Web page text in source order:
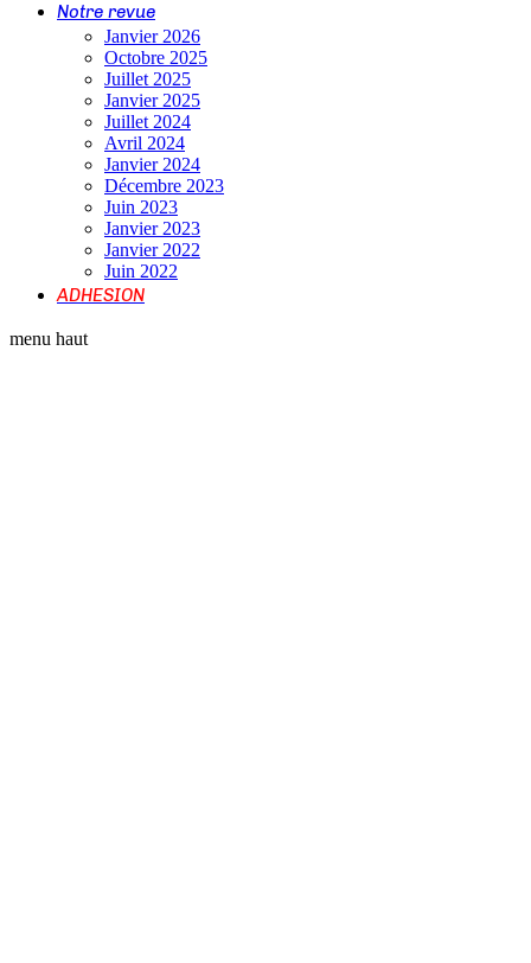
Notre revue
Janvier 2026
Octobre 2025
Juillet 2025
Janvier 2025
Juillet 2024
Avril 2024
Janvier 2024
Décembre 2023
Juin 2023
Janvier 2023
Janvier 2022
Juin 2022
ADHESION
menu haut